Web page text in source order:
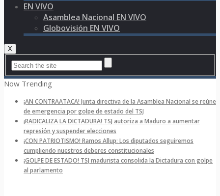
EN VIVO
Asamblea Nacional EN VIVO
Globovisión EN VIVO
X
Now Trending
¡AN CONTRAATACA! Junta directiva de la Asamblea Nacional se reúne
de emergencia por golpe de estado del TSJ
¡RADICALIZA LA DICTADURA! TSJ autoriza a Maduro a aumentar
represión y suspender elecciones
¡CON PATRIOTISMO! Ramos Allup: Los diputados seguiremos
cumpliendo nuestros deberes constitucionales
¡GOLPE DE ESTADO! TSJ madurista consolida la Dictadura con golpe
al parlamento